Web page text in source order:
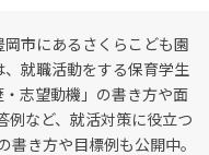
市にあるさくらこども園
就職活動をする保育学生
志望動機」の書き方や面
例など、就活対策に役立つ
書き方や目標例も公開中。